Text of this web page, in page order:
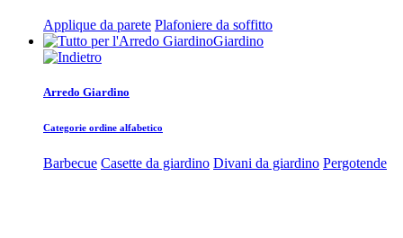
Applique da parete Plafoniere da soffitto
Giardino
Arredo Giardino
Categorie ordine alfabetico
Barbecue Casette da giardino Divani da giardino Pergotende